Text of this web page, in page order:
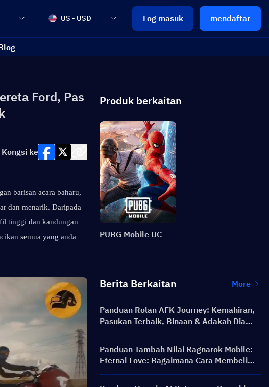
US - USD Log masuk mendaftar
Ford, Pas
Kongsi ke
barisan acara baharu,
dan menarik. Daripada
tinggi dan kandungan
semua yang anda
Produk berkaitan
PUBG Mobile UC
Berita Berkaitan More
Panduan Rolan AFK Journey: Kemahiran,
Pasukan Terbaik, Binaan & Adakah Dia
Berbaloi untuk Ditarik?
Panduan Tambah Nilai Ragnarok Mobile:
Eternal Love: Bagaimana Cara Membeli
Big Cat Coin pada Harga yang Lebih Baik?